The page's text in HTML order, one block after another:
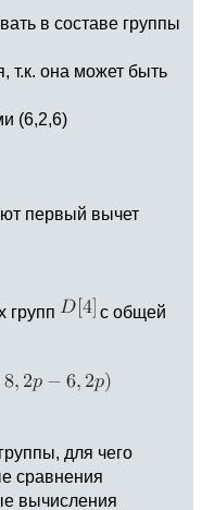
в составе группы
т.к. она может быть
(6,2,6)
первый вычет
групп
с общей
для чего
сравнения
вычисления